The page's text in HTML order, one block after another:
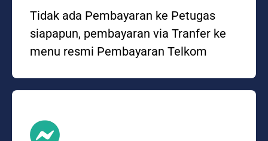
Tidak ada Pembayaran ke Petugas
siapapun, pembayaran via Tranfer ke
menu resmi Pembayaran Telkom